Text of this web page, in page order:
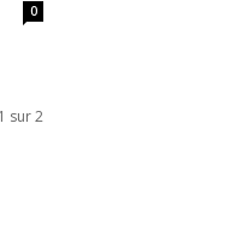
0
sur 2